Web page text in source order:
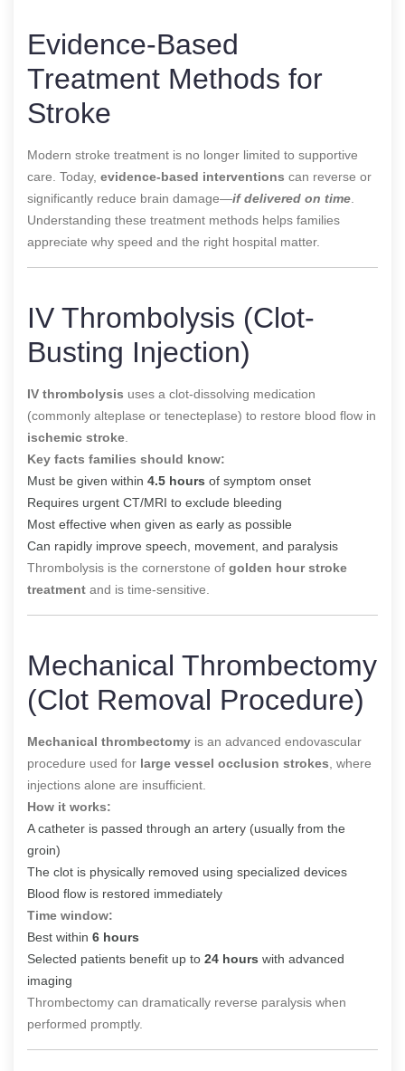
Evidence-Based
Treatment Methods for
Stroke
Modern stroke treatment is no longer limited to supportive
care. Today, evidence-based interventions can reverse or
significantly reduce brain damage—if delivered on time
Understanding these treatment methods helps families
appreciate why speed and the right hospital matter.
IV Thrombolysis (Clot-
Busting Injection)
IV thrombolysis uses a clot-dissolving medication
(commonly alteplase or tenecteplase) to restore blood flow in
ischemic stroke
Key facts families should know:
Must be given within 4.5 hours of symptom onset
Requires urgent CT/MRI to exclude bleeding
Most effective when given as early as possible
Can rapidly improve speech, movement, and paralysis
Thrombolysis is the cornerstone of golden hour stroke
treatment and is time-sensitive.
Mechanical Thrombectomy
(Clot Removal Procedure)
Mechanical thrombectomy is an advanced endovascular
procedure used for large vessel occlusion strokes , where
injections alone are insufficient.
How it works:
A catheter is passed through an artery (usually from the
groin)
The clot is physically removed using specialized devices
Blood flow is restored immediately
Time window:
Best within 6 hours
Selected patients benefit up to 24 hours with advanced
imaging
Thrombectomy can dramatically reverse paralysis when
performed promptly.